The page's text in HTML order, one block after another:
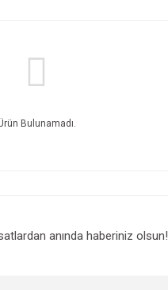
Bulunamadı.
anında haberiniz olsun!